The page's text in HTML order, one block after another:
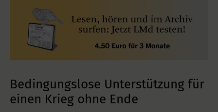
Bedingungslose Unterstützung für
einen Krieg ohne Ende